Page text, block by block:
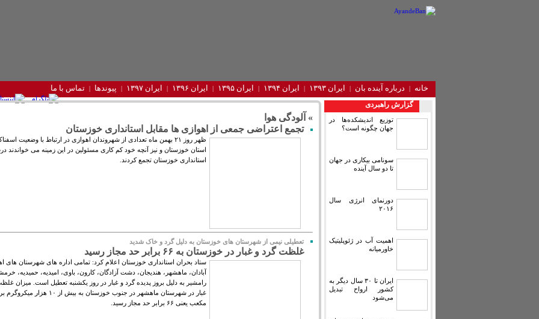
خانه درباره آینده‌ بان ایران ۱۳۹۳ ایران ۱۳۹۴ ایران ۱۳۹۵ ایران ۱۳۹۶ ایران ۱۳۹۷ پیوندها تماس با ما
گزارش راهبردی
توزیع اندیشکده‌ها در
جهان چگونه است؟
سونامی بیکاری در جهان
تا دو سال آینده
دورنمای انرژی سال
۲۰۱۶
اهمیت آب در ژئوپلیتیک
خاورمیانه
ایران تا ۳۰ سال دیگر به
کشور ارواح تبدیل
می‌شود
» آلودگی هوا
تجمع اعتراضی جمعی از اهوازی‏ ها مقابل استانداری خوزستان
ظهر روز ۲۱ بهمن ماه تعدادی از شهروندان اهوازی در ارتباط با وضعیت
استان خوزستان و نیز آنچه خود کم کاری مسئولین در این زمینه می خواندند
استانداری خوزستان تجمع کردند.
تعطیلی نیمی از شهرستان های خوزستان به دلیل گرد و خاک شدید
غلظت گرد و غبار در خوزستان به ۶۶ برابر حد مجاز رسید
ستاد بحران استانداری خوزستان اعلام کرد: تمامی اداره های شهرستان های
آبادان، ماهشهر، هندیجان، دشت آزادگان، کارون، باوی، امیدیه، حمیدیه،
رامشیر به دلیل بروز پدیده گرد و غبار در روز یکشنبه تعطیل است. میزان
غبار در شهرستان ماهشهر در جنوب خوزستان به بیش از ۱۰ هزار
مکعب یعنی ۶۶ برابر حد مجاز رسید.